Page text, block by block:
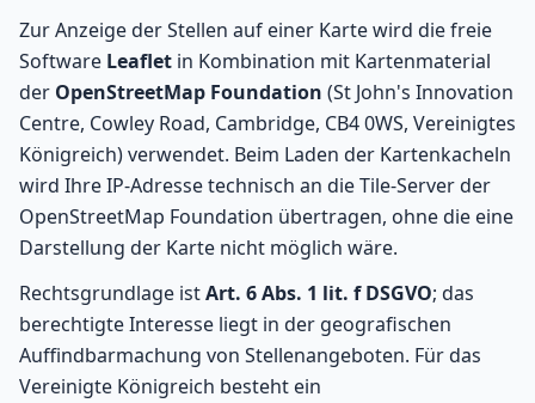
Zur Anzeige der Stellen auf einer Karte wird die freie
Software Leaflet in Kombination mit Kartenmaterial
der OpenStreetMap Foundation (St John's Innovation
Centre, Cowley Road, Cambridge, CB4 0WS, Vereinigtes
Königreich) verwendet. Beim Laden der Kartenkacheln
wird Ihre IP-Adresse technisch an die Tile-Server der
OpenStreetMap Foundation übertragen, ohne die eine
Darstellung der Karte nicht möglich wäre.
Rechtsgrundlage istArt. 6 Abs. 1 lit. f DSGVO; das
berechtigte Interesse liegt in der geografischen
Auffindbarmachung von Stellenangeboten. Für das
Vereinigte Königreich besteht ein